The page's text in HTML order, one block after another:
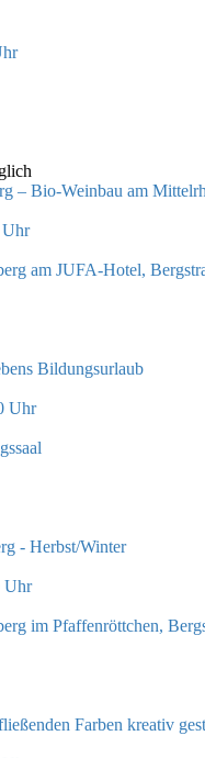
– Bio-Weinbau am
Uhr
am JUFA-Hotel,
Bildungsurlaub
Uhr
- Herbst/Winter
Uhr
im Pfaffenröttchen,
Farben kreativ